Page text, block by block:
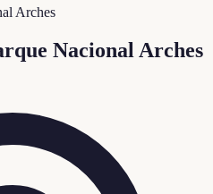
Arches
Nacional Arches